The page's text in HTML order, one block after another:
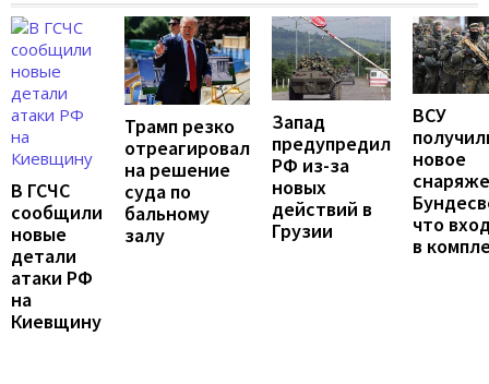
В ГСЧС
сообщили
новые
детали
атаки РФ
на
Киевщину
Трамп резко
отреагировал
на решение
суда по
бальному
залу
Запад
предупредил
РФ из-за
новых
действий в
Грузии
ВСУ
новое
что
в